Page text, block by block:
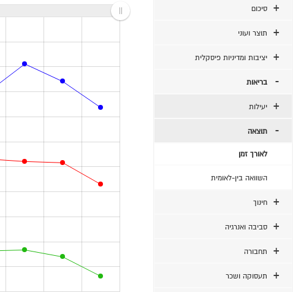
סיכום
תוצר ועוני
יציבות ומדיניות פיסקלית
בריאות
יעילות
תוצאה
לאורך זמן
השוואה בין-לאומית
חינוך
סביבה ואנרגיה
תחבורה
תעסוקה ושכר